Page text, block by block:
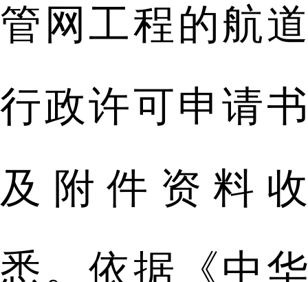
管网工程的航道
行政许可申请书
及附件资料收
悉。依据《中华